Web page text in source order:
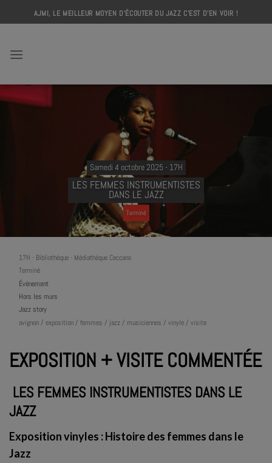
to
AJMI, LE MEILLEUR MOYEN D'ÉCOUTER DU JAZZ C'EST D'EN VOIR !
Samedi 4 octobre 2025 - 17H
LES FEMMES INSTRUMENTISTES
DANS LE JAZZ
Terminé
17H - Bibliothèque - Médiathèque Ceccano
Terminé
Événement
Hors les murs
Jazz story
avignon / exposition / femmes / jazz / musiciennes / vinyle / visite
EXPOSITION + VISITE COMMENTÉE
LES FEMMES INSTRUMENTISTES DANS LE
JAZZ
Exposition vinyles : Histoire des femmes dans le
Jazz